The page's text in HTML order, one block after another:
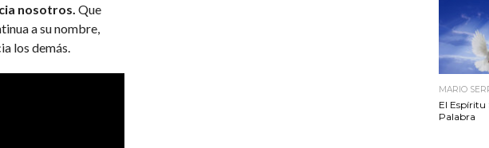
nosotros. Que
a su nombre,
los demás.
MARIO
El Espíritu
Palabra